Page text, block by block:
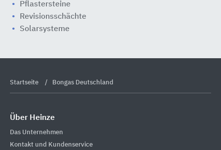
Pflastersteine
Revisionsschächte
Solarsysteme
Startseite Bongas Deutschland
Über Heinze
Das Unternehmen
Kontakt und Kundenservice